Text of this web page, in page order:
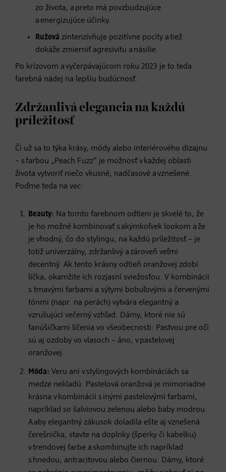
zo života, a preto má povzbudzujúce
a energizujúce účinky.
Ružová zintenzívňuje pozitívne pocity a tiež
dokáže zmierniť agresivitu a násilie.
Po krízovom a vyčerpávajúcom roku 2023 je to teda
farebná nádej na lepšiu budúcnosť.
Zdržanlivá elegancia na každú
príležitosť
Či už sa to týka krásy, módy alebo interiérového dizajnu
– s farbou „Peach Fuzz“ je možnosť v každej oblasti
života vytvoriť niečo vkusné, nadčasové a vznešené.
Poďme teda na vec:
Beauty: Na tomto farebnom odtieni je skvelé to, že
je ho možné kombinovať s akýmkoľvek lookom a že
je vhodný, čo do stylingu, na každú príležitosť – je
totiž univerzálny, zdržanlivý a zároveň veľmi
decentný. Ak tento krásny odtieň oranžovej zdobí
líčka, okamžite ich rozjasní sviežosťou. V kombinácii
s tmavými farbami a sýtymi bobuľovými a červenými
tónmi (napr. na perách) vytvára elegantný a
vzrušujúci večerný vzhľad. Dámy, ktoré nie sú
fanúšičkami líčenia vo všeobecnosti: Pastvou pre oči
sú aj ozdoby vo vlasoch – áno, v pastelovej
oranžovej.
Móda: Veru ani v stylingových kombináciách sa
medze nekladú. Pastelová oranžová je mimoriadne
krásna v kombinácii s inými pastelovými farbami,
napríklad so šalviovou zelenou alebo baby modrou.
A aby elegantný zákusok doladila ešte aj vznešená
čerešnička, stavte na doplnky (šperky či kabelku)
v trendovej farbe a skombinujte ich napríklad
s hnedou, antracitovou alebo čiernou. Dámy, ktoré